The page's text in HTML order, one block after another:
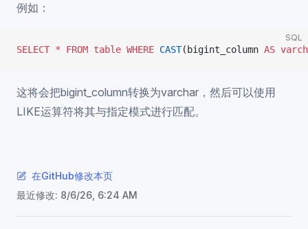
例如：
SQL
SELECT * FROM table WHERE CAST(bigint_column AS
这将会把bigint_column转换为varchar，然后可以使用
LIKE运算符将其与指定模式进行匹配。
在GitHub修改本页
最近修改: 8/6/26, 6:24 AM